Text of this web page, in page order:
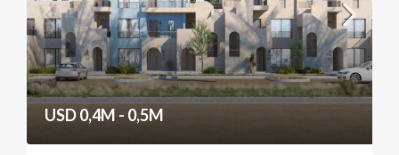
USD 0,4M - 0,5M